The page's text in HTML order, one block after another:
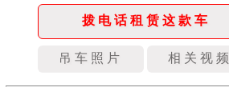
拨电话租赁这款车
吊车照片 相关视频